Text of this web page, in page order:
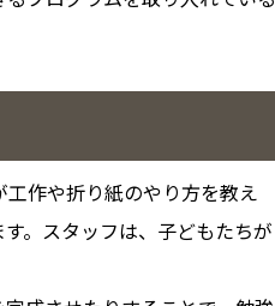
作や折り紙のやり方を教え
。スタッフは、子どもたちが